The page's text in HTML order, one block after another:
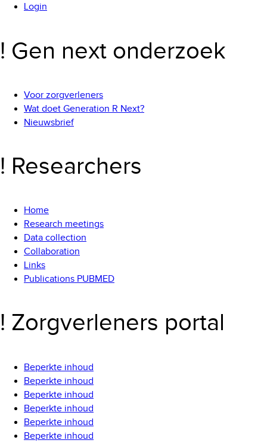
Login
! Gen next onderzoek
Voor zorgverleners
Wat doet Generation R Next?
Nieuwsbrief
! Researchers
Home
Research meetings
Data collection
Collaboration
Links
Publications PUBMED
! Zorgverleners portal
Beperkte inhoud
Beperkte inhoud
Beperkte inhoud
Beperkte inhoud
Beperkte inhoud
Beperkte inhoud